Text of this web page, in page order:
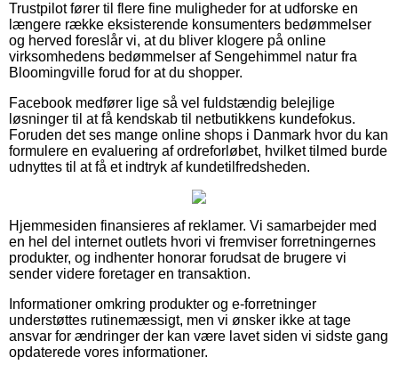
Trustpilot fører til flere fine muligheder for at udforske en
længere række eksisterende konsumenters bedømmelser
og herved foreslår vi, at du bliver klogere på online
virksomhedens bedømmelser af Sengehimmel natur fra
Bloomingville forud for at du shopper.
Facebook medfører lige så vel fuldstændig belejlige
løsninger til at få kendskab til netbutikkens kundefokus.
Foruden det ses mange online shops i Danmark hvor du kan
formulere en evaluering af ordreforløbet, hvilket tilmed burde
udnyttes til at få et indtryk af kundetilfredsheden.
Hjemmesiden finansieres af reklamer. Vi samarbejder med
en hel del internet outlets hvori vi fremviser forretningernes
produkter, og indhenter honorar forudsat de brugere vi
sender videre foretager en transaktion.
Informationer omkring produkter og e-forretninger
understøttes rutinemæssigt, men vi ønsker ikke at tage
ansvar for ændringer der kan være lavet siden vi sidste gang
opdaterede vores informationer.